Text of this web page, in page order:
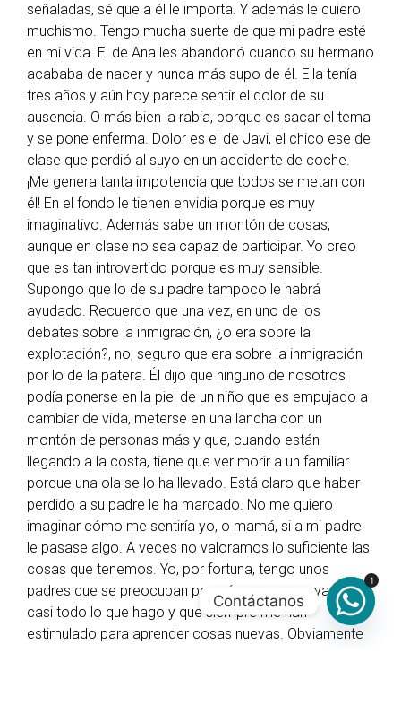
señaladas, sé que a él le importa. Y además le quiero
muchísmo. Tengo mucha suerte de que mi padre esté
en mi vida. El de Ana les abandonó cuando su hermano
acababa de nacer y nunca más supo de él. Ella tenía
tres años y aún hoy parece sentir el dolor de su
ausencia. O más bien la rabia, porque es sacar el tema
y se pone enferma. Dolor es el de Javi, el chico ese de
clase que perdió al suyo en un accidente de coche.
¡Me genera tanta impotencia que todos se metan con
él! En el fondo le tienen envidia porque es muy
imaginativo. Además sabe un montón de cosas,
aunque en clase no sea capaz de participar. Yo creo
que es tan introvertido porque es muy sensible.
Supongo que lo de su padre tampoco le habrá
ayudado. Recuerdo que una vez, en uno de los
debates sobre la inmigración, ¿o era sobre la
explotación?, no, seguro que era sobre la inmigración
por lo de la patera. Él dijo que ninguno de nosotros
podía ponerse en la piel de un niño que es empujado a
cambiar de vida, meterse en una lancha con un
montón de personas más y que, cuando están
llegando a la costa, tiene que ver morir a un familiar
porque una ola se lo ha llevado. Está claro que haber
perdido a su padre le ha marcado. No me quiero
imaginar cómo me sentiría yo, o mamá, si a mi padre
le pasase algo. A veces no valoramos lo suficiente las
cosas que tenemos. Yo, por fortuna, tengo unos
padres que se preocupan por mí, que me apoyan en
casi todo lo que hago y que siempre me han
estimulado para aprender cosas nuevas. Obviamente
1
Contáctanos